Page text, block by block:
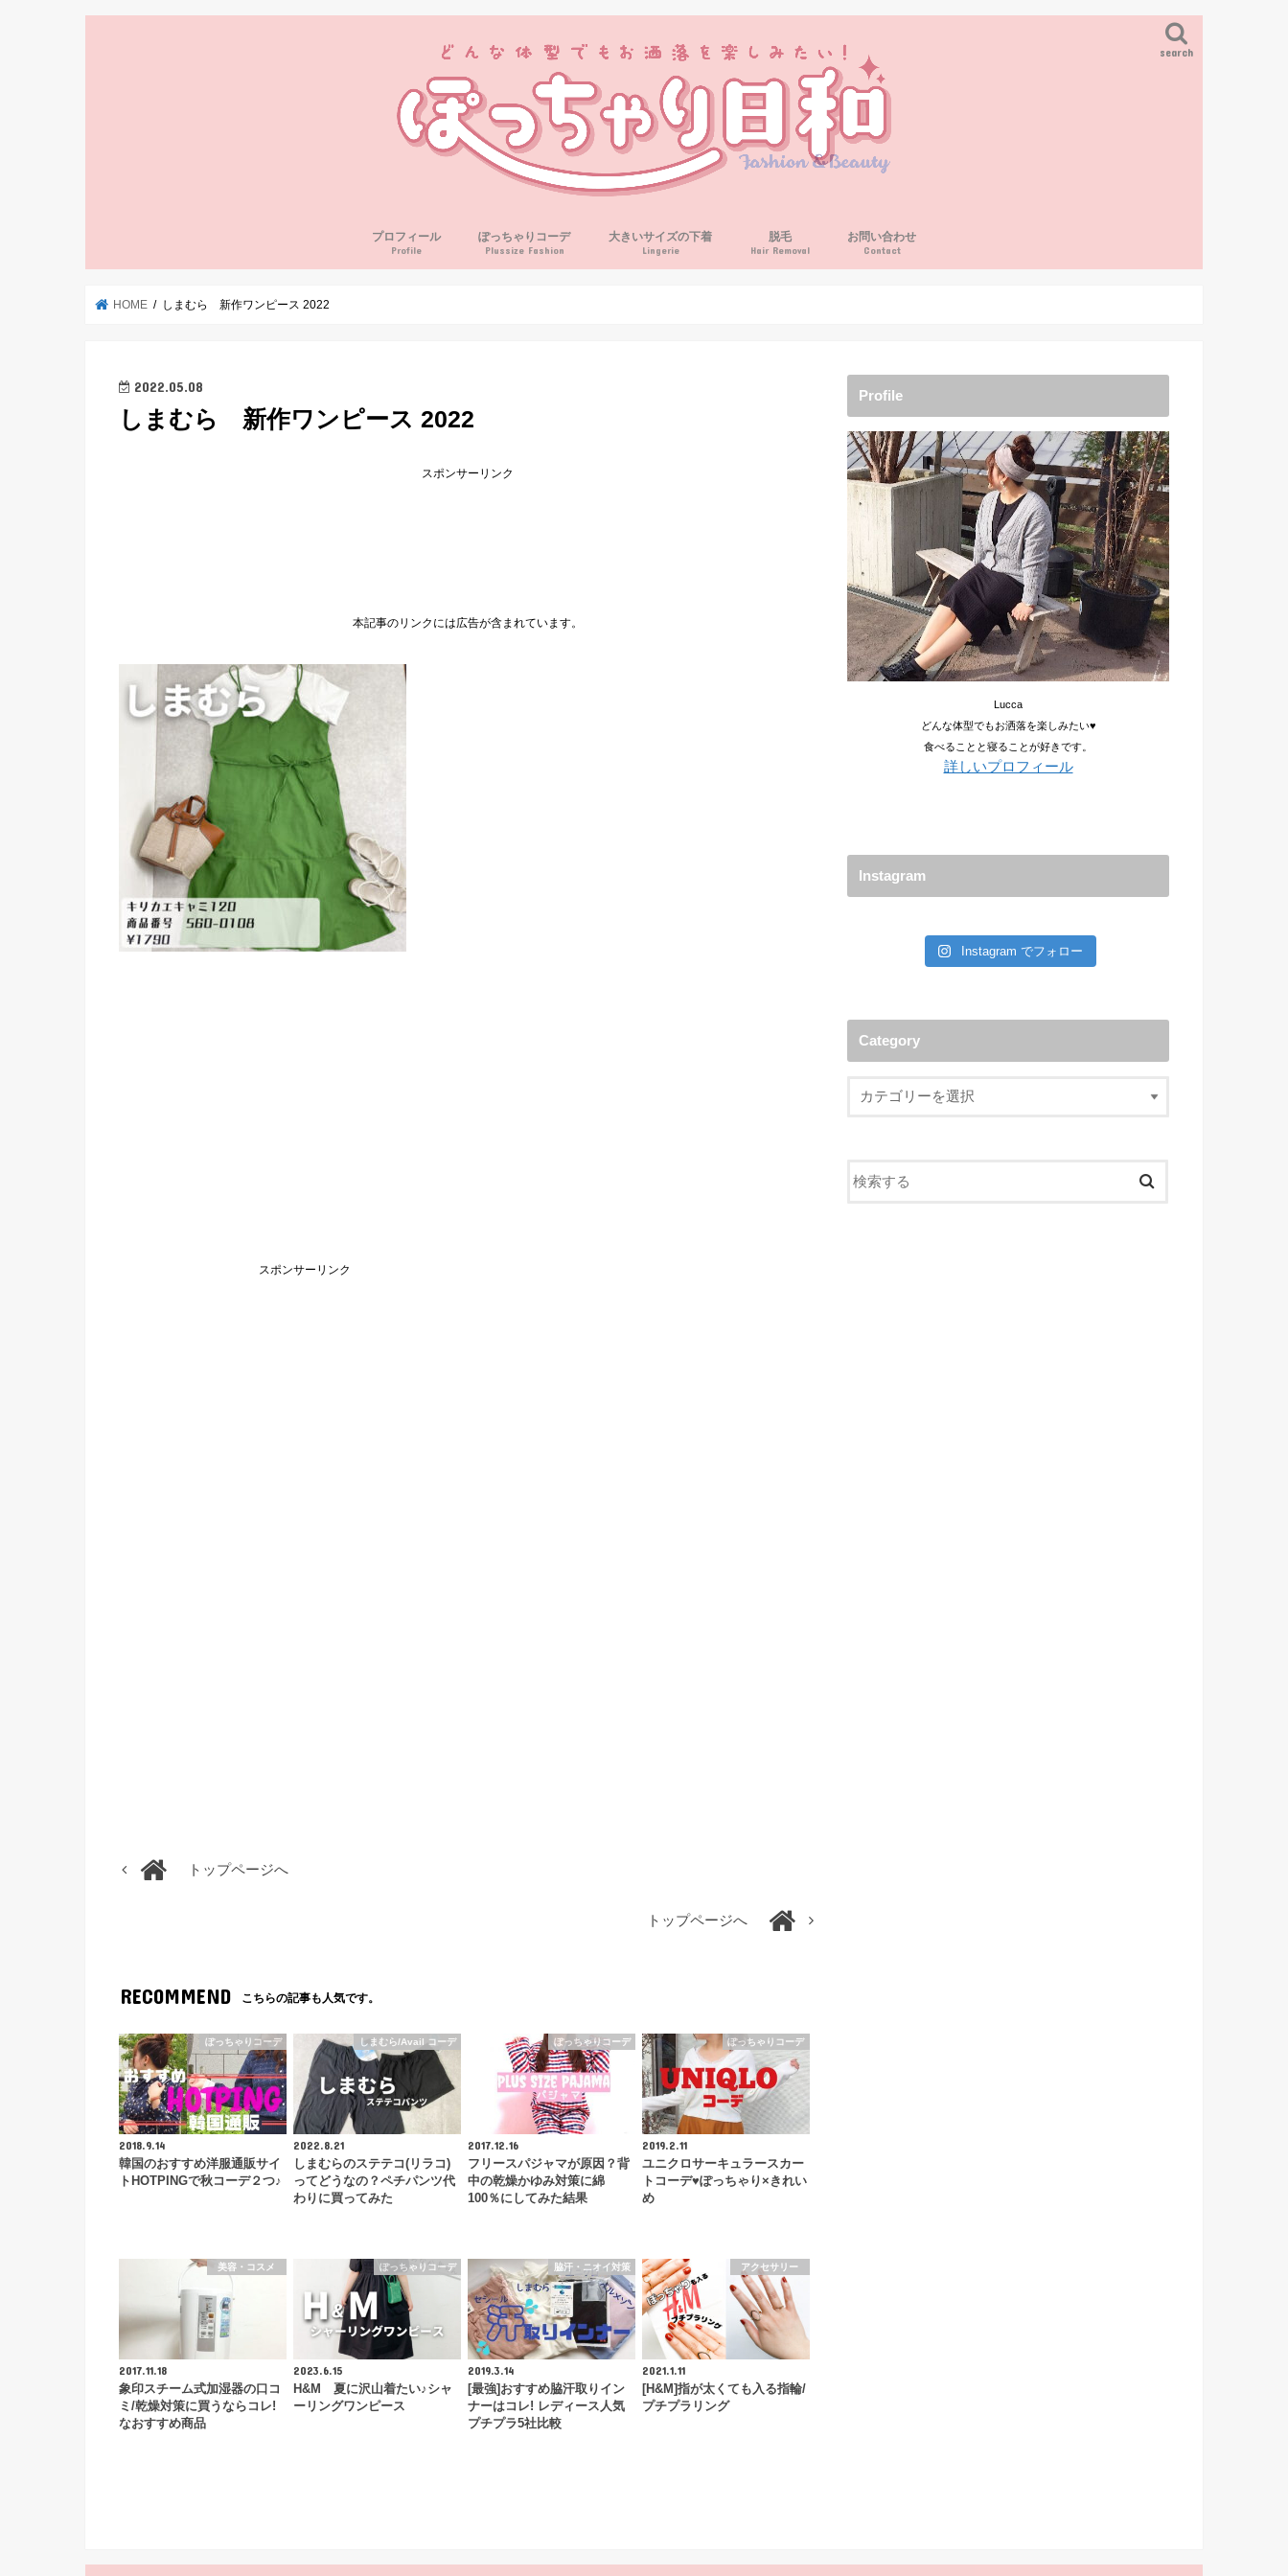
search
プロフィール
Profile
ぽっちゃりコーデ
Plussize Fashion
大きいサイズの下着
Lingerie
脱毛
Hair Removal
お問い合わせ
Contact
HOME しまむら 新作ワンピース 2022
2022.05.08
しまむら 新作ワンピース 2022
スポンサーリンク
本記事のリンクには広告が含まれています。
スポンサーリンク
トップページへ
トップページへ
RECOMMEND こちらの記事も人気です。
ぽっちゃりコーデ
2018.9.14
韓国のおすすめ洋服通販サイ
トHOTPINGで秋コーデ２つ♪
しまむら/Avail コーデ
2022.8.21
しまむらのステテコ(リラコ)
ってどうなの？ペチパンツ代
わりに買ってみた
ぽっちゃりコーデ
2017.12.16
フリースパジャマが原因？背
中の乾燥かゆみ対策に綿
100％にしてみた結果
ぽっちゃりコーデ
2019.2.11
ユニクロサーキュラースカー
トコーデ♥ぽっちゃり×きれい
め
美容・コスメ
2017.11.18
象印スチーム式加湿器の口コ
ミ/乾燥対策に買うならコレ!
なおすすめ商品
ぽっちゃりコーデ
2023.6.15
H&M 夏に沢山着たい♪シャ
ーリングワンピース
脇汗・ニオイ対策
2019.3.14
[最強]おすすめ脇汗取りイン
ナーはコレ! レディース人気
プチプラ5社比較
アクセサリー
2021.1.11
[H&M]指が太くても入る指輪/
プチプラリング
Profile
Lucca
どんな体型でもお洒落を楽しみたい♥
食べることと寝ることが好きです。
詳しいプロフィール
Instagram
Instagram でフォロー
Category